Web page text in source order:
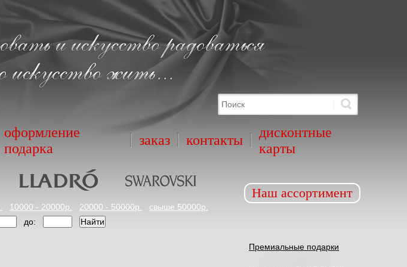
оформление
подарка
заказ контакты
дисконтные
карты
10000 - 20000р. 20000 - 50000р.
свыше 50000р.
до:
Наш ассортимент
Премиальные подарки